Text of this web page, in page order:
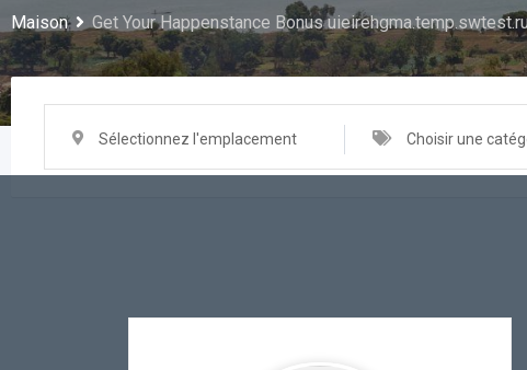
Maison Get Your Happenstance Bonus
Sélectionnez l'emplacement Choisir une